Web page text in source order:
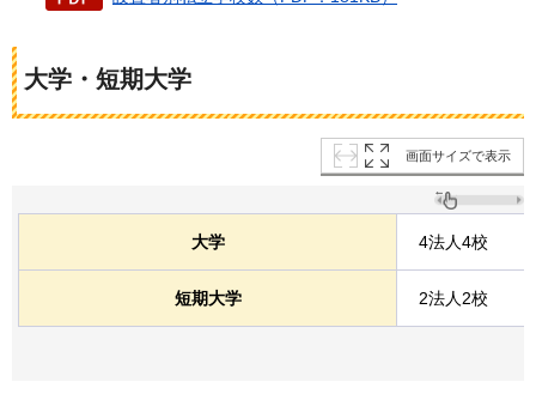
大学・短期大学
画面サイズで表示
大学 4法人4校
短期大学 2法人2校